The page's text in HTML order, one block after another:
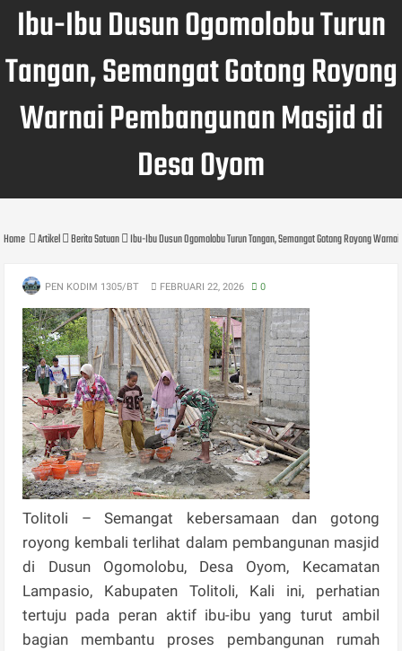
Ibu-Ibu Dusun Ogomolobu Turun
Tangan, Semangat Gotong Royong
Warnai Pembangunan Masjid di
Desa Oyom
Home Artikel Berita Satuan Ibu-Ibu Dusun Ogomolobu Turun Tangan, Semangat Gotong Royong
PEN KODIM 1305/BT FEBRUARI 22, 2026 0
Tolitoli – Semangat kebersamaan dan gotong
royong kembali terlihat dalam pembangunan masjid
di Dusun Ogomolobu, Desa Oyom, Kecamatan
Lampasio, Kabupaten Tolitoli, Kali ini, perhatian
tertuju pada peran aktif ibu-ibu yang turut ambil
bagian membantu proses pembangunan rumah